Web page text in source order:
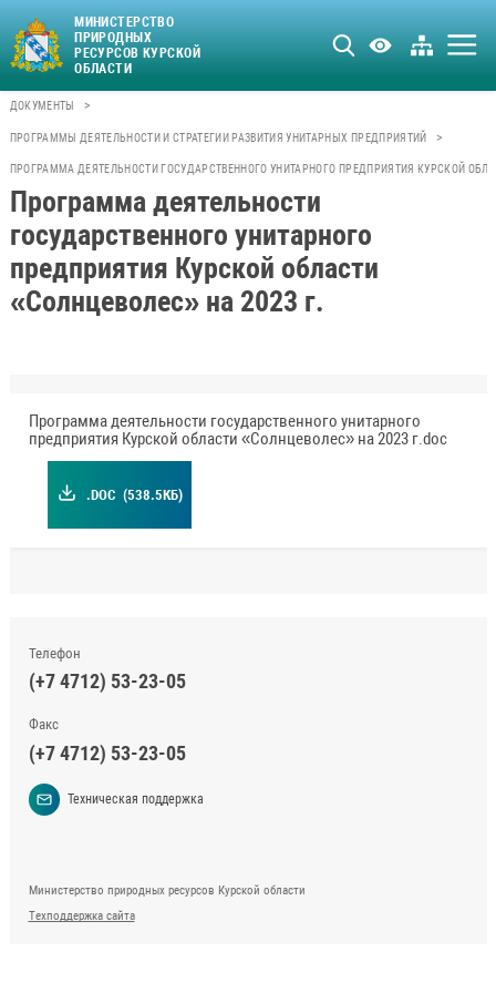
МИНИСТЕРСТВО
ПРИРОДНЫХ
РЕСУРСОВ КУРСКОЙ
ОБЛАСТИ
ДОКУМЕНТЫ >
ПРОГРАММЫ ДЕЯТЕЛЬНОСТИ И СТРАТЕГИИ РАЗВИТИЯ УНИТАРНЫХ ПРЕДПРИЯТИЙ >
ПРОГРАММА ДЕЯТЕЛЬНОСТИ ГОСУДАРСТВЕННОГО УНИТАРНОГО ПРЕДПРИЯТИЯ КУРСКОЙ
Программа деятельности
государственного унитарного
предприятия Курской области
«Солнцеволес» на 2023 г.
Программа деятельности государственного унитарного
предприятия Курской области «Солнцеволес» на 2023 г.doc
.DOC (538.5КБ)
Телефон
(+7 4712) 53-23-05
Факс
(+7 4712) 53-23-05
Техническая поддержка
Министерство природных ресурсов Курской области
Техподдержка сайта